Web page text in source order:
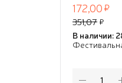
172,00
351,07
В наличии: